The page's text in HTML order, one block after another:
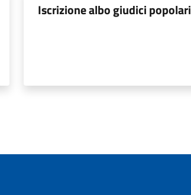
Iscrizione albo giudici popolari